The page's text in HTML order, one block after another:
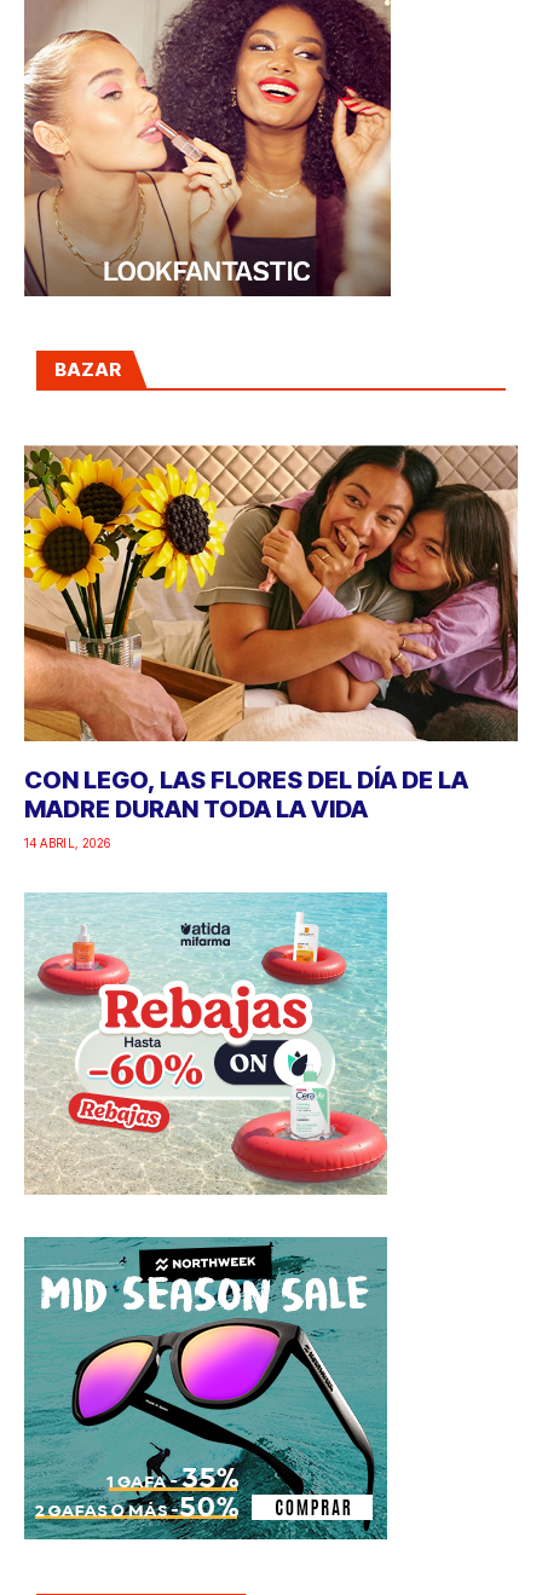
BAZAR
CON LEGO, LAS FLORES DEL DÍA DE LA
MADRE DURAN TODA LA VIDA
14 ABRIL, 2026